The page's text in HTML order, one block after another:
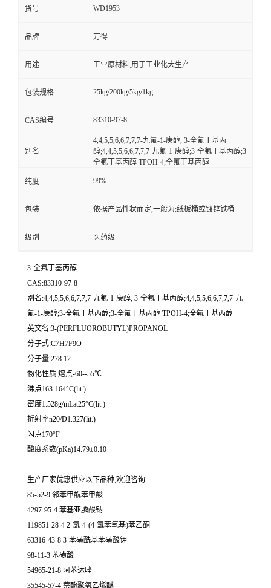
货号 WD1953
品牌 万得
用途 工业原材料,用于工业化大生产
包装规格 25kg/200kg/5kg/1kg
CAS编号 83310-97-8
别名
4,4,5,5,6,6,7,7,7-九氟-1-庚醇, 3-全氟丁基丙
醇;4,4,5,5,6,6,7,7,7-九氟-1-庚醇;3-全氟丁基丙醇;3-
全氟丁基丙醇 TPOH-4;全氟丁基丙醇
纯度 99%
包装 依据产品性状而定,一般为:纸板桶或镀锌铁桶
级别 医药级
3-全氟丁基丙醇
CAS:83310-97-8
别名:4,4,5,5,6,6,7,7,7-九氟-1-庚醇, 3-全氟丁基丙醇;4,4,5,5,6,6,7,7,7-九
氟-1-庚醇;3-全氟丁基丙醇;3-全氟丁基丙醇 TPOH-4;全氟丁基丙醇
英文名:3-(PERFLUOROBUTYL)PROPANOL
分子式:C7H7F9O
分子量:278.12
物化性质:熔点-60--55℃
沸点163-164°C(lit.)
密度1.528g/mLat25°C(lit.)
折射率n20/D1.327(lit.)
闪点170°F
酸度系数(pKa)14.79±0.10
生产厂家优惠供应以下品种,欢迎咨询:
85-52-9 邻苯甲酰苯甲酸
4297-95-4 苯基亚膦酸钠
119851-28-4 2-氯-4-(4-氯苯氧基)苯乙酮
63316-43-8 3-苯磺酰基苯磺酸钾
98-11-3 苯磺酸
54965-21-8 阿苯达唑
35545-57-4 萘酚聚氧乙烯醚